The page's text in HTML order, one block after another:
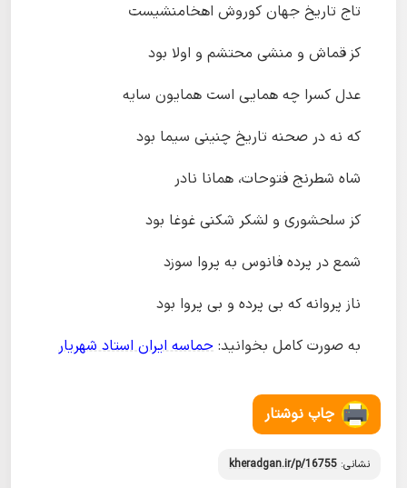
تاج تاریخ جهان کوروش اهخامنشیست
کز قماش و منشی محتشم و اولا بود
عدل کسرا چه همایی است همایون سایه
که نه در صحنه تاریخ چنینی سیما بود
شاه شطرنج فتوحات، همانا نادر
کز سلحشوری و لشکر شکنی غوغا بود
شمع در پرده فانوس به پروا سوزد
ناز پروانه که بی پرده و بی پروا بود
به صورت کامل بخوانید: حماسه ایران استاد شهریار
چاپ نوشتار
نشانی: kheradgan.ir/p/16755